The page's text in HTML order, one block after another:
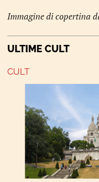
Immagine di copertina
ULTIME CULT
CULT